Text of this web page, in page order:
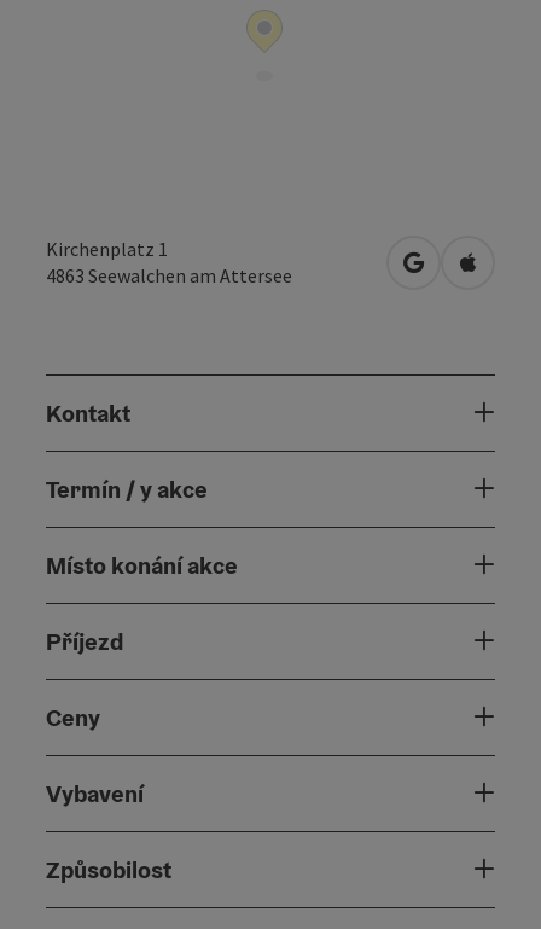
Kirchenplatz 1
4863 Seewalchen am Attersee Otevřít vOtevřít
Kontakt
Termín / y akce
Místo konání akce
Příjezd
Ceny
Vybavení
Způsobilost